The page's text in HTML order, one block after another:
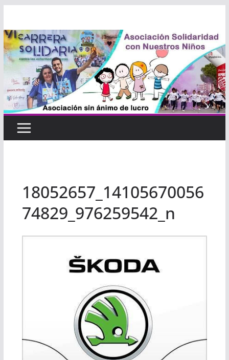
contenido
18052657_14105670056
74829_976259542_n